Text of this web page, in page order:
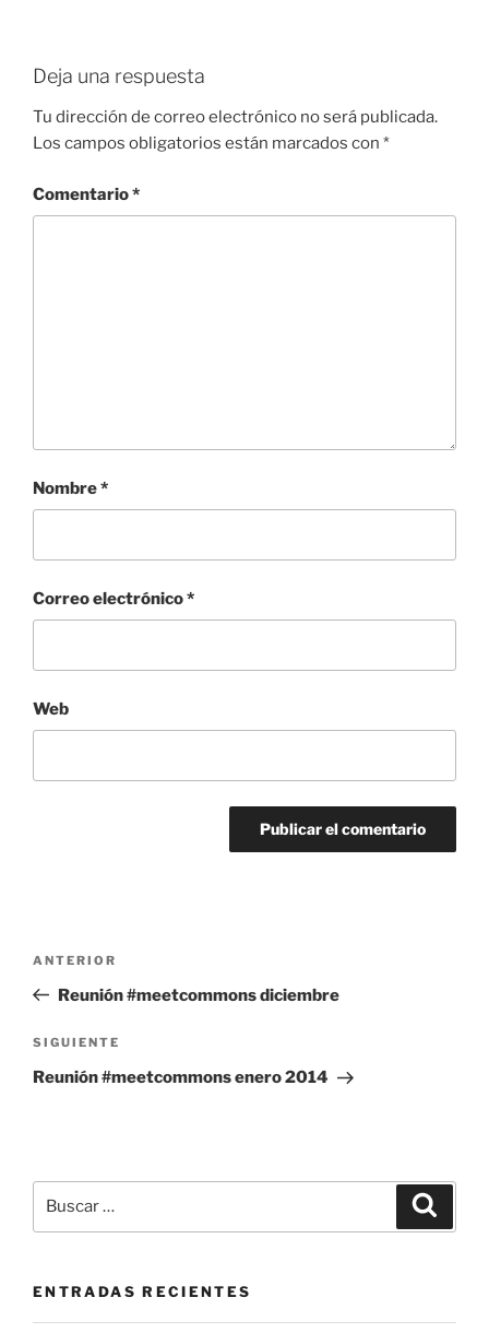
Deja una respuesta
Tu dirección de correo electrónico no será publicada.
Los campos obligatorios están marcados con *
Comentario*
Nombre*
Correo electrónico*
Web
entradas
Entrada
anterior:
ANTERIOR
Reunión #meetcommons diciembre
Siguiente
entrada
SIGUIENTE
Reunión #meetcommons enero 2014
por:
ENTRADAS RECIENTES